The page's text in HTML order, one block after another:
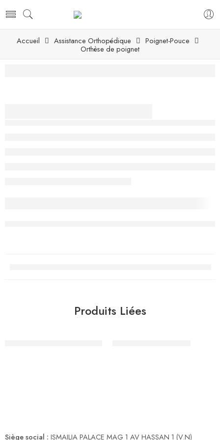
Accueil Assistance Orthopédique
Poignet-Pouce
Orthèse de poignet
Produits Liées
Siège social : ISMAILIA PALACE MAG 1 AV HASSAN 1 (V.N)